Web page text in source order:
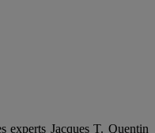
experts Jacques T. Quentin